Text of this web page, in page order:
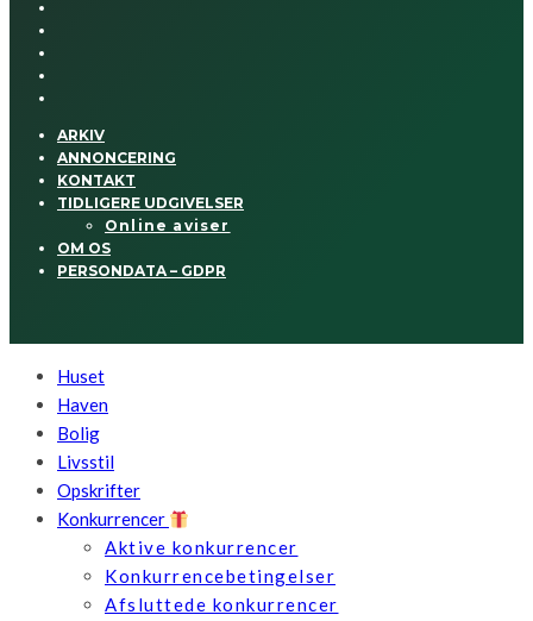
ARKIV
ANNONCERING
KONTAKT
TIDLIGERE UDGIVELSER
Online aviser
OM OS
PERSONDATA – GDPR
Huset
Haven
Bolig
Livsstil
Opskrifter
Konkurrencer
Aktive konkurrencer
Konkurrencebetingelser
Afsluttede konkurrencer